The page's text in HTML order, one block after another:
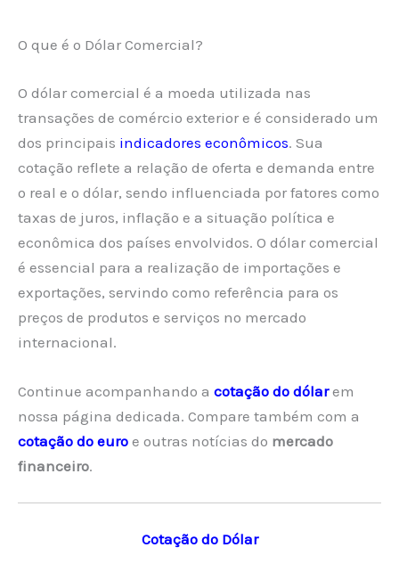
O que é o Dólar Comercial?
O dólar comercial é a moeda utilizada nas
transações de comércio exterior e é considerado um
dos principais indicadores econômicos. Sua
cotação reflete a relação de oferta e demanda entre
o real e o dólar, sendo influenciada por fatores como
taxas de juros, inflação e a situação política e
econômica dos países envolvidos. O dólar comercial
é essencial para a realização de importações e
exportações, servindo como referência para os
preços de produtos e serviços no mercado
internacional.
Continue acompanhando a cotação do dólarem
nossa página dedicada. Compare também com a
cotação do euro e outras notícias do mercado
financeiro.
Cotação do Dólar